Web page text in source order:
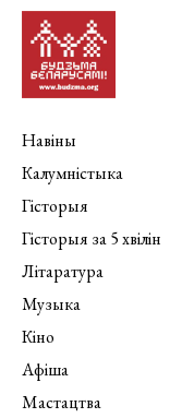
Навіны
Калумністыка
Гісторыя
Гісторыя за 5 хвілін
Літаратура
Музыка
Кіно
Афіша
Мастацтва